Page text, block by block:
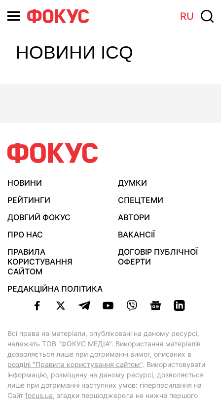
RU
НОВИНИ ICQ
НОВИНИ
ДУМКИ
РЕЙТИНГИ
СПЕЦТЕМИ
ДОВГИЙ ФОКУС
АВТОРИ
ПРО НАС
ВАКАНСІЇ
ПРАВИЛА
КОРИСТУВАННЯ
САЙТОМ
ДОГОВІР ПУБЛІЧНОЇ
ОФЕРТИ
РЕДАКЦІЙНА ПОЛІТИКА
Всі права на матеріали, опубліковані на даному ресурсі,
належать ТОВ "ФОКУС МЕДІА". Використання матеріалів
дозволяється лише при дотриманні вимог, описаних в
розділі "Правила користування сайтом". Використовувати
інформацію, розміщену на даному ресурсі, дозволяється
лише при дотриманні наступних умов: гіперпосилання на
Cайт focus.ua, згадки першоджерела не нижче першого